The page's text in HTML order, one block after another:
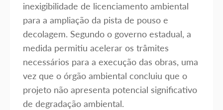
inexigibilidade de licenciamento ambiental
para a ampliação da pista de pouso e
decolagem. Segundo o governo estadual, a
medida permitiu acelerar os trâmites
necessários para a execução das obras, uma
vez que o órgão ambiental concluiu que o
projeto não apresenta potencial significativo
de degradação ambiental.